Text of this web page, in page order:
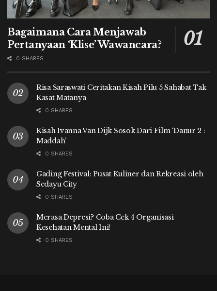
Bagaimana Cara Menjawab
Pertanyaan ‘Klise’ Wawancara?
0 SHARES
Risa Saraswati Ceritakan Kisah Pilu 5 Sahabat Tak
Kasat Matanya
0 SHARES
Kisah Ivanna Van Dijk Sosok Dari Film ‘Danur 2 :
Maddah’
0 SHARES
Gading Festival: Pusat Kuliner dan Rekreasi oleh
Sedayu City
0 SHARES
Merasa Depresi? Coba Cek 4 Organisasi
Kesehatan Mental Ini!
0 SHARES